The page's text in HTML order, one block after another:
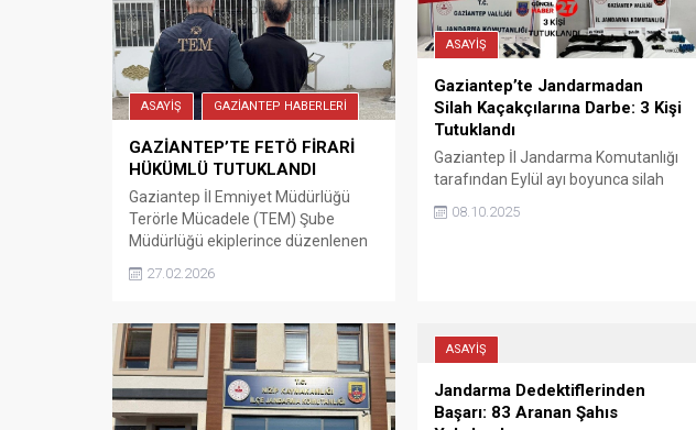
ASAYİŞ GAZİANTEP HABERLERİ
GAZİANTEP’TE FETÖ FİRARİ
HÜKÜMLÜ TUTUKLANDI
Gaziantep İl Emniyet Müdürlüğü
Terörle Mücadele (TEM) Şube
Müdürlüğü ekiplerince düzenlenen
örgütü üyesi olduğu gerekçesiyle
hapis cezası bulunan hükümlü
yakalandı. Gaziantep İl Emniyet
Müdürlüğü Terörle Mücadele Şube
Müdürlüğü ekipleri, aranan kişilerin
yakalanmasına yönelik Cumhuriyet
27.02.2026
ASAYİŞ
Gaziantep’te Jandarmadan
Silah Kaçakçılarına Darbe: 3 Kişi
Tutuklandı
Gaziantep İl Jandarma Komutanlığı
tarafından Eylül ayı boyunca silah
kaçakçılığına yönelik düzenlenen
operasyonlarda çok sayıda
08.10.2025
ASAYİŞ
Jandarma Dedektiflerinden
Başarı: 83 Aranan Şahıs